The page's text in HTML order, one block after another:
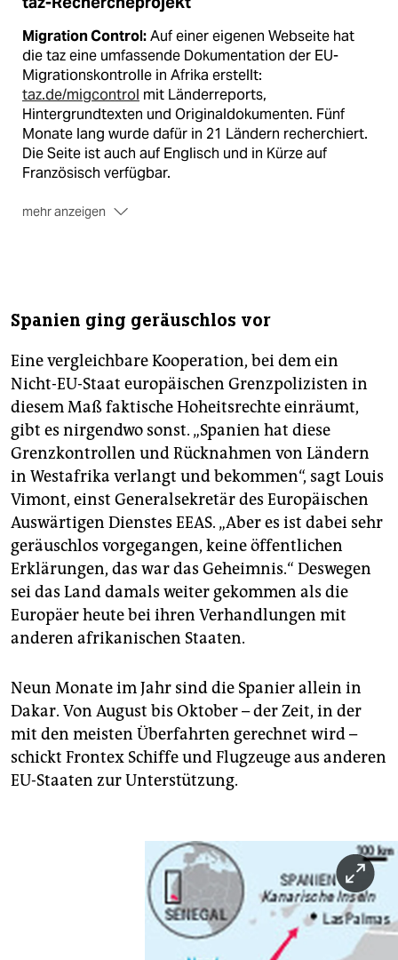
Migration Control:Auf einer eigenen Webseite hat
die taz eine umfassende Dokumentation der EU-
Migrationskontrolle in Afrika erstellt:
taz.de/migcontrol mit Länderreports,
Hintergrundtexten und Originaldokumenten. Fünf
Monate lang wurde dafür in 21 Ländern recherchiert.
Die Seite ist auch auf Englisch und in Kürze auf
Französisch verfügbar.
mehr anzeigen
Reportagen erschienen in der taz.am wochenende am
17. Dezember und am 28. Januar 2017. Auch ein Jahr
später verfolgen wir die Entwicklungen weiter und
treten in eine erneute Serie von Beiträgen zur
europäischen Migrationskontrolle auf dem
afrikanischen Kontinent ein.
Spanien ging geräuschlos vor
Eine vergleichbare Kooperation, bei dem ein
Nicht-EU-Staat europäischen Grenzpolizisten in
diesem Maß faktische Hoheitsrechte einräumt,
gibt es nirgendwo sonst. „Spanien hat diese
Grenzkontrollen und Rücknahmen von Ländern
in Westafrika verlangt und bekommen“, sagt Louis
Vimont, einst Generalsekretär des Europäischen
Auswärtigen Dienstes EEAS. „Aber es ist dabei sehr
geräuschlos vorgegangen, keine öffentlichen
Erklärungen, das war das Geheimnis.“ Deswegen
sei das Land damals weiter gekommen als die
Europäer heute bei ihren Verhandlungen mit
anderen afrikanischen Staaten.
Neun Monate im Jahr sind die Spanier allein in
Dakar. Von August bis Oktober – der Zeit, in der
mit den meisten Überfahrten gerechnet wird –
schickt Frontex Schiffe und Flugzeuge aus anderen
EU-Staaten zur Unterstützung.